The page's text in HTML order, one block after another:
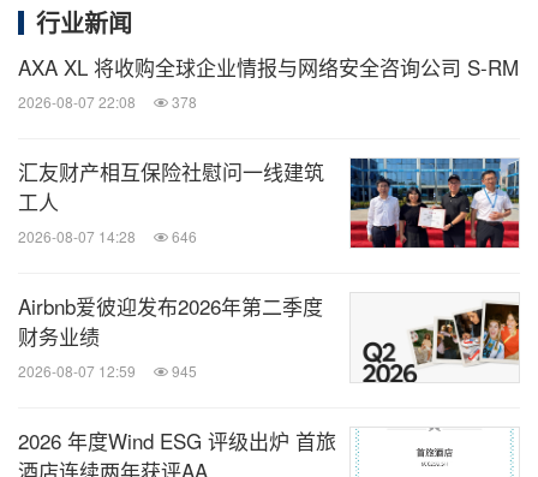
行业新闻
AXA XL 将收购全球企业情报与网络安全咨询公司 S-RM
2026-08-07 22:08 378
汇友财产相互保险社慰问一线建筑
工人
2026-08-07 14:28 646
Airbnb爱彼迎发布2026年第二季度
财务业绩
2026-08-07 12:59 945
2026 年度Wind ESG 评级出炉 首旅
酒店连续两年获评AA